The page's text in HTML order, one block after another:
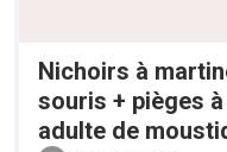
Nichoirs à
souris + pièges
adulte de